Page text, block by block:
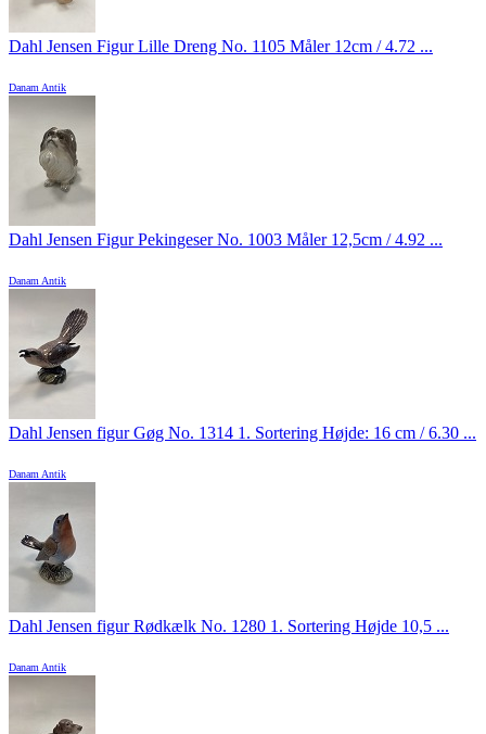
Dahl Jensen Figur Lille Dreng No. 1105 Måler 12cm / 4.72 ...
Danam Antik
Dahl Jensen Figur Pekingeser No. 1003 Måler 12,5cm / 4.92 ...
Danam Antik
Dahl Jensen figur Gøg No. 1314 1. Sortering Højde: 16 cm / 6.30 ...
Danam Antik
Dahl Jensen figur Rødkælk No. 1280 1. Sortering Højde 10,5 ...
Danam Antik